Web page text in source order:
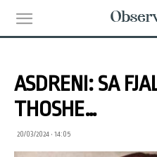
ASDRENI: SA
THOSHE…
20/03/2024 • 14:05